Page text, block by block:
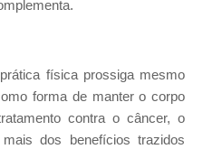
física prossiga mesmo
forma de manter o corpo
contra o câncer, o
dos benefícios trazidos